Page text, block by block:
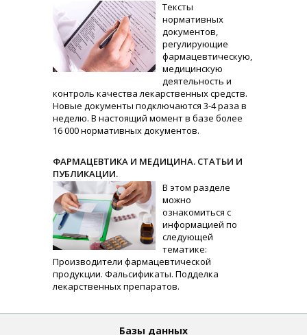
Тексты
нормативных
документов,
регулирующие
фармацевтическую,
медицинскую
деятельность и
контроль качества лекарственных средств.
Новые документы подключаются 3-4 раза в
неделю. В настоящий момент в базе более
16 000 нормативных документов.
ФАРМАЦЕВТИКА И МЕДИЦИНА. СТАТЬИ И
ПУБЛИКАЦИИ.
В этом разделе
можно
ознакомиться с
информацией по
следующей
тематике:
Производители фармацевтической
продукции. Фальсификаты. Подделка
лекарственных препаратов.
Базы данных